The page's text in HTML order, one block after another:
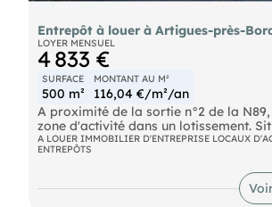
Entrepôt à louer à Artigues-près-
LOYER MENSUEL
4 833 €
SURFACE
500 m²
MONTANT AU M²
116,04 €/m²/an
A proximité de la sortie n°2 de la N89,
zone d'activité dans un lotissement.
parcelle privative clos et sécurisé
2900m², entrepôt d'environ 500m²
300m² d'entrepôt HSP 5m et deux
sectionnel, Bureaux d'environ 200m²
climatisée, comprenant 5 bureaux,
A LOUER IMMOBILIER D'ENTREPRISE LOCAUX
ENTREPÔTS